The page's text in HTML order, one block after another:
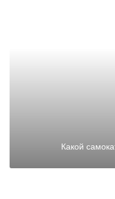
Какой